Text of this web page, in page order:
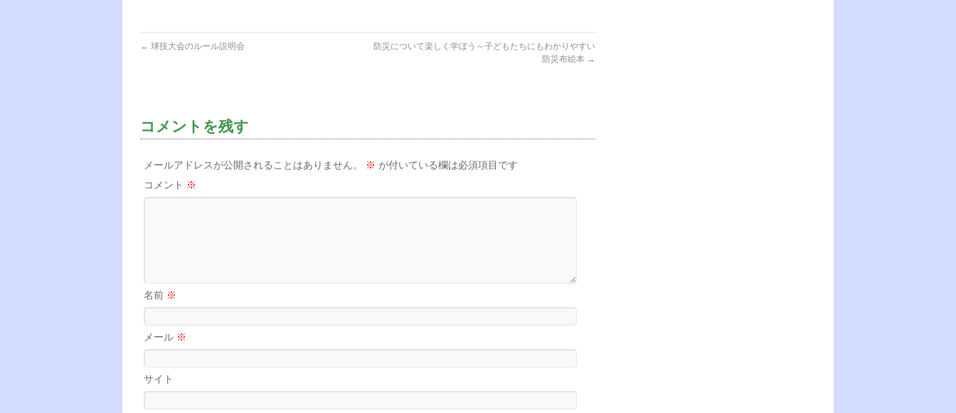
← 球技大会のルール説明会
防災について楽しく学ぼう～子どもたちにもわかりやすい
防災布絵本 →
コメントを残す
メールアドレスが公開されることはありません。 ※ が付いている欄は必須項目です
コメント ※
名前 ※
メール ※
サイト